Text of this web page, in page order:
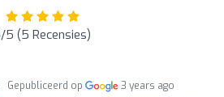
/5 (5 Recensies)
Gepubliceerd op 3 years ago